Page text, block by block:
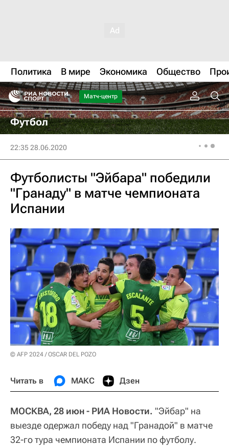
Политика В мире Экономика Общество
Матч-центр
Футбол
22:35 28.06.2020
Футболисты "Эйбара" победили
"Гранаду" в матче чемпионата
Испании
© AFP 2024 / OSCAR DEL POZO
Читать в МАКС Дзен
МОСКВА, 28 июн - РИА Новости. "Эйбар" на
выезде одержал победу над "Гранадой" в матче
32-го тура чемпионата Испании по футболу.